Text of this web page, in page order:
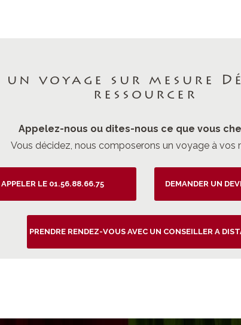
voyage sur mesure
ressourcer
Appelez-nous ou dites-nous ce que vous
Vous décidez, nous composerons un voyage à vos
APPELER LE 01.56.88.66.75 DEMANDER UN
PRENDRE RENDEZ-VOUS AVEC UN CONSEILLER A